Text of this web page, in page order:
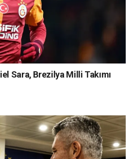
Sara, Brezilya Milli Takımı